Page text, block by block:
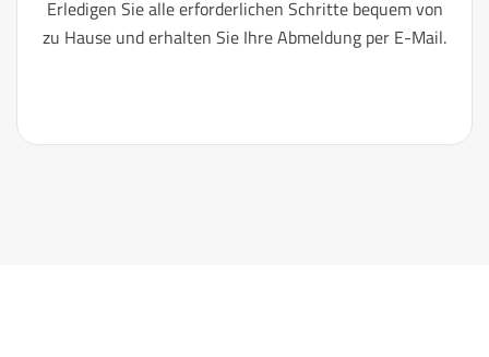
Erledigen Sie alle erforderlichen Schritte bequem von
zu Hause und erhalten Sie Ihre Abmeldung per E-Mail.